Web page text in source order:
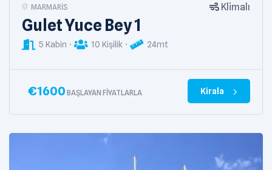
MARMARIS Klimalı
Gulet Yuce Bey 1
5 Kabin 10 Kişilik 24mt
€1600 BAŞLAYAN FIYATLARLA Kirala